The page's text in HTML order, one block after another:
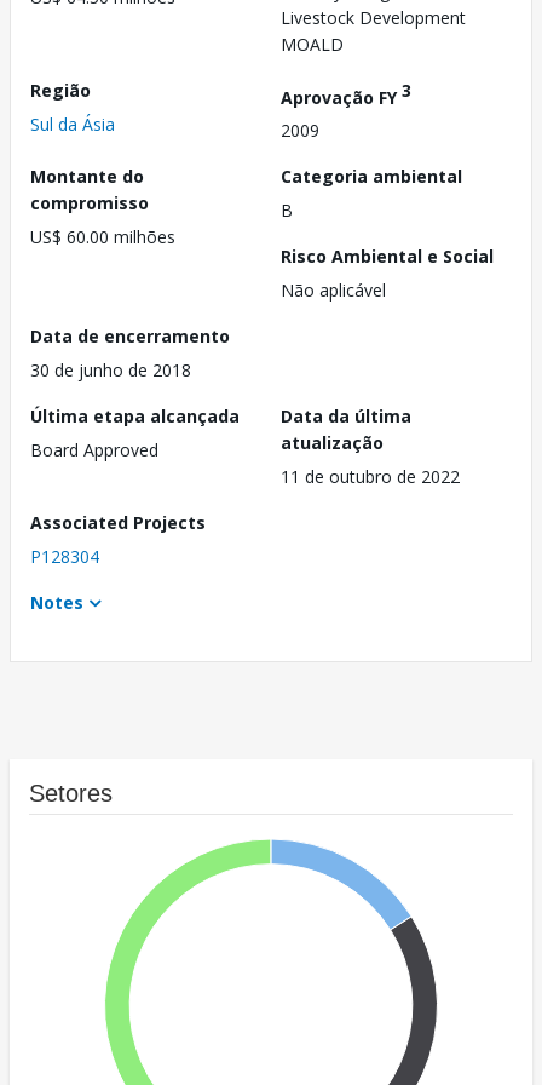
Livestock Development
MOALD
Região
Sul da Ásia
Aprovação FY3
2009
Montante do
compromisso
US$ 60.00 milhões
Categoria ambiental
B
Risco Ambiental e Social
Não aplicável
Data de encerramento
30 de junho de 2018
Última etapa alcançada
Board Approved
Data da última
atualização
11 de outubro de 2022
Associated Projects
P128304
Notes
Setores